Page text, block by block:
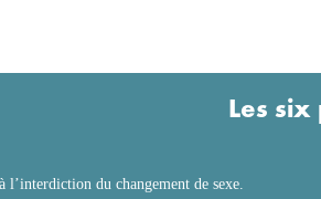
Les
l’interdiction du changement de sexe.